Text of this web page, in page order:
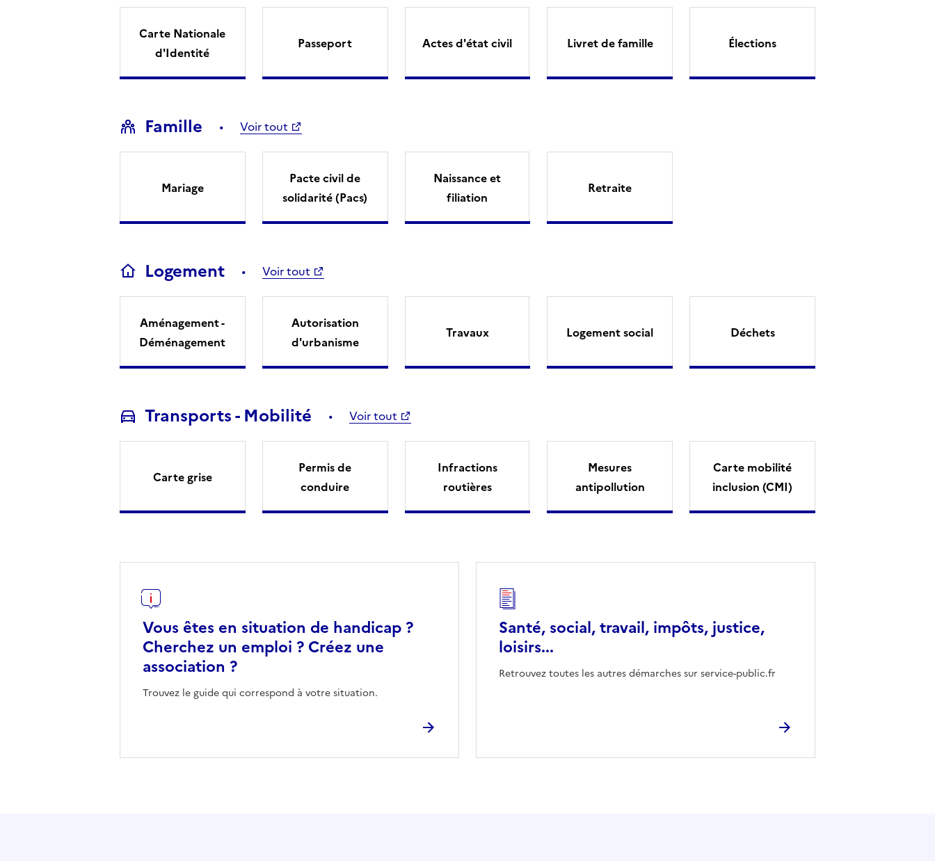
Carte Nationale
d'Identité
Passeport Actes d'état civil Livret de famille Élections
Famille Voir tout
Mariage
Pacte civil de
solidarité (Pacs)
Naissance et
filiation
Retraite
Logement Voir tout
Aménagement -
Déménagement
Autorisation
d'urbanisme
Travaux Logement social Déchets
Transports - Mobilité Voir tout
Carte grise
Permis de
conduire
Infractions
routières
Mesures
antipollution
Carte mobilité
inclusion (CMI)
Vous êtes en situation de handicap ?
Cherchez un emploi ? Créez une
association ?
Trouvez le guide qui correspond à votre situation.
Santé, social, travail, impôts, justice,
loisirs...
Retrouvez toutes les autres démarches sur service-public.fr